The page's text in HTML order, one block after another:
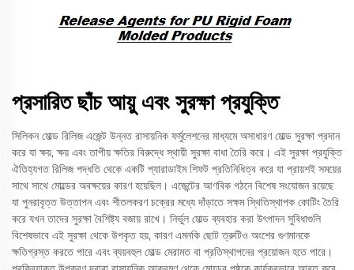
প্রসারিত ছাঁচ আয়ু এবং সুরক্ষা প্রযুক্তি
সিলিকন মোল্ড রিলিজ এজেন্ট উন্নত রাসায়নিক ফর্মুলেশনের মাধ্যমে অসাধারণ মোল্ড সুরক্ষা প্রদান
করে যা ক্ষয়, ক্ষয় এবং তাপীয় ক্ষতির বিরুদ্ধে স্থায়ী সুরক্ষা বাধা তৈরি করে। এই সুরক্ষা প্রযুক্তি
ঐতিহ্যগত রিলিজ পদ্ধতি থেকে একটি প্যারাডাইম শিফট প্রতিনিধিত্ব করে যা প্রায়শই সময়ের
সাথে সাথে মোল্ডের অবক্ষয়ের কারণ হয়েছিল। এজেন্টের আণবিক গঠনে বিশেষ সংযোজন রয়েছে
যা পুনরাবৃত্ত উত্তাপন এবং শীতলকরণ চক্রের মধ্যে দাঁড়াতে সক্ষম স্থিতিস্থাপক কোটিং তৈরি
করে যখন তাদের সুরক্ষা বৈশিষ্ট্য বজায় রাখে। নির্ভুল মোল্ড ব্যবহার করা উৎপাদন সুবিধাগুলি
বিশেষভাবে এই সুরক্ষা থেকে উপকৃত হয়, কারণ এমনকি ছোট ত্রুটিও অংশের গুণমানকে
ক্ষতিগ্রস্ত করতে পারে এবং ব্যয়বহুল মোল্ড মেরামত বা প্রতিস্থাপনের প্রয়োজন হতে পারে।